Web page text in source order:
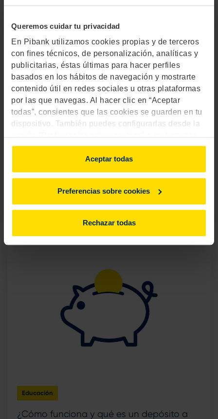
Queremos cuidar tu privacidad
En Pibank utilizamos cookies propias y de terceros
con fines técnicos, de personalización, analíticas y
publicitarias, éstas últimas para hacer perfiles
basados en los hábitos de navegación y mostrarte
contenido útil en redes sociales u otras plataformas
por las que navegas. Al hacer clic en “Aceptar
todas”, consientes que las cookies se guarden en tu
dispositivo. También puedes configurarlas desde la
opción "Preferencias sobre cookies" o rechazarlas.
Para más información, consultaaquí.
Aceptar todas
Preferencias sobre cookies
Rechazar todas
Educación
Diferencias entre titular y autorizado en
3 diciembre 2020
Educación
¿Cómo funciona y qué es un depósito a